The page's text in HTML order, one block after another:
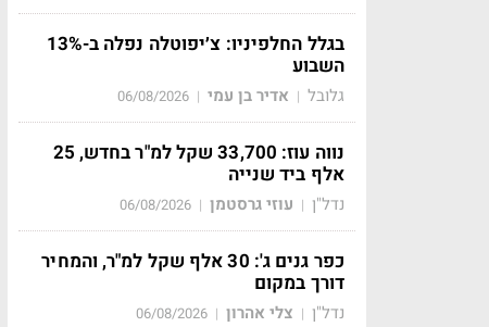
בגלל החלפיניו: צ׳יפוטלה נפלה ב-13%
השבוע
גלובל | אדיר בן עמי |
06/08/2026
נווה עוז: 33,700 שקל למ"ר בחדש, 25
אלף ביד שנייה
נדל"ן | עוזי גרסטמן |
06/08/2026
כפר גנים ג': 30 אלף שקל למ"ר, והמחיר
דורך במקום
נדל"ן | צלי אהרון |
06/08/2026